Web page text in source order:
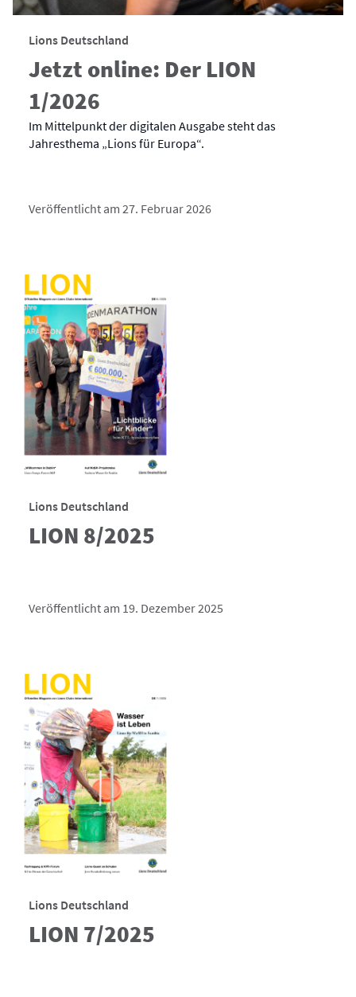
Lions Deutschland
Jetzt online: Der LION
1/2026
Im Mittelpunkt der digitalen Ausgabe steht das
Jahresthema „Lions für Europa“.
Veröffentlicht am 27. Februar 2026
Lions Deutschland
LION 8/2025
Veröffentlicht am 19. Dezember 2025
Lions Deutschland
LION 7/2025